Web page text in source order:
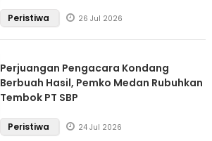
Peristiwa 26 Jul 2026
Perjuangan Pengacara Kondang
Berbuah Hasil, Pemko Medan Rubuhkan
Tembok PT SBP
Peristiwa 24 Jul 2026